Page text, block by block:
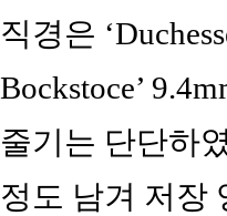
직경은
Bockstoce’
줄기는 단단하
정도 남겨 저장